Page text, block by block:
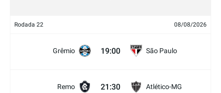
Rodada 22 08/08/2026
Grêmio 19:00 São Paulo
Remo 21:30 Atlético-MG